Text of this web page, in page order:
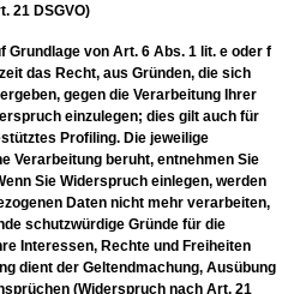
21 DSGVO)
Grundlage von Art. 6 Abs. 1 lit. e oder f
das Recht, aus Gründen, die sich
gegen die Verarbeitung Ihrer
einzulegen; dies gilt auch für
Profiling. Die jeweilige
Verarbeitung beruht, entnehmen Sie
Sie Widerspruch einlegen, werden
Daten nicht mehr verarbeiten,
schutzwürdige Gründe für die
Interessen, Rechte und Freiheiten
dient der Geltendmachung, Ausübung
(Widerspruch nach Art. 21